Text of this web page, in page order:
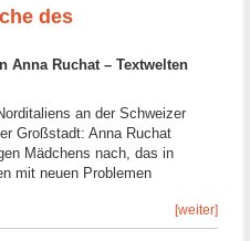
des
Anna Ruchat – Textwelten
an der Schweizer
Großstadt: Anna Ruchat
Mädchens nach, das in
mit neuen Problemen
[weiter]